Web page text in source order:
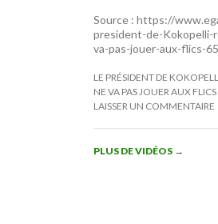
Source : https://
president-de-Kokopelli-
va-pas-jouer-aux-flics-
LE PRÉSIDENT DE
NE VA PAS JOUER AUX FLICS
LAISSER UN COMMENTAIRE
PLUS DE VIDÉOS →